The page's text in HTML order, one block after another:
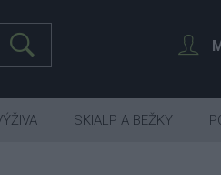
SKIALP A BEŽKY